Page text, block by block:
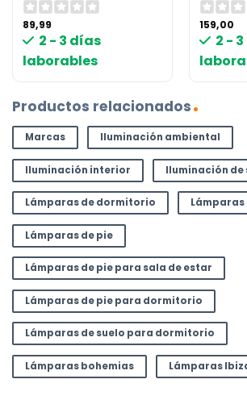
89,99
2 - 3 días
laborables
159,00
2 -
Productos relacionados
Marcas Iluminación ambiental
Iluminación interior Iluminación de
Lámparas de dormitorio
Lámparas de pie
Lámparas de pie para sala de estar
Lámparas de pie para dormitorio
Lámparas de suelo para dormitorio
Lámparas bohemias Lámparas